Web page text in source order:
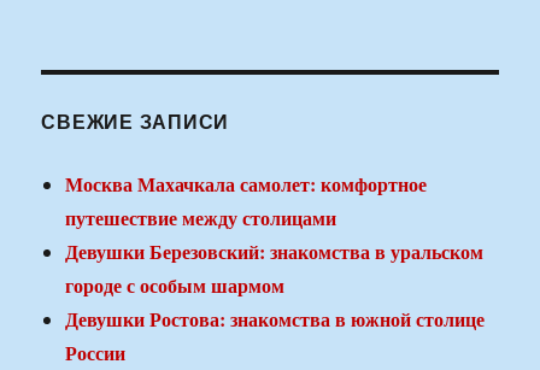
СВЕЖИЕ ЗАПИСИ
Москва Махачкала самолет: комфортное
путешествие между столицами
Девушки Березовский: знакомства в уральском
городе с особым шармом
Девушки Ростова: знакомства в южной столице
России